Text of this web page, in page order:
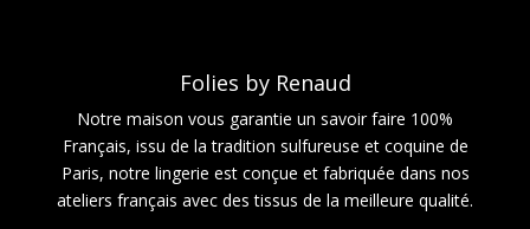
Folies by Renaud
Notre maison vous garantie un savoir faire 100%
Français, issu de la tradition sulfureuse et coquine de
Paris, notre lingerie est conçue et fabriquée dans nos
ateliers français avec des tissus de la meilleure qualité.